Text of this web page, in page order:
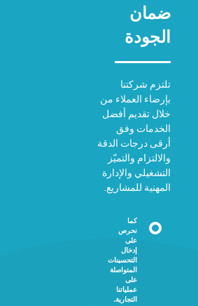
ضمان
الجودة
تلتزم شركتنا
بإرضاء العملاء من
خلال تقديم أفضل
الخدمات وفق
أرقى درجات الدقة
والالتزام والتميّز
التشغيلي والإدارة
المهنية للمشاريع.
كما
نحرص
على
إدخال
التحسينات
المتواصلة
على
عملياتنا
التجارية.